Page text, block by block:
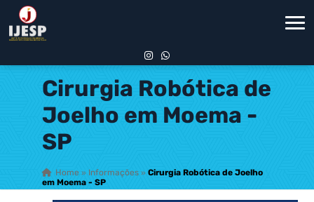
Cirurgia Robótica de
Joelho em Moema -
SP
Home » Informações » Cirurgia Robótica de Joelho
em Moema - SP